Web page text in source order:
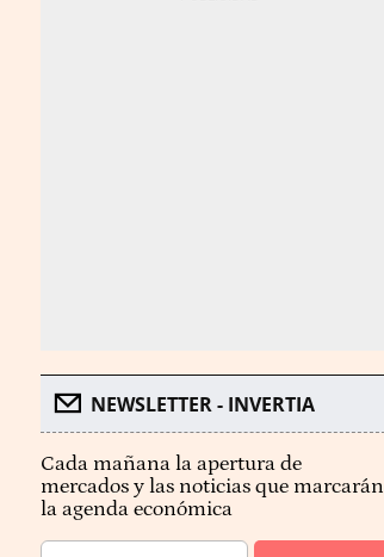
NEWSLETTER - INVERTIA
Cada mañana la apertura de
mercados y las noticias que marcarán
la agenda económica